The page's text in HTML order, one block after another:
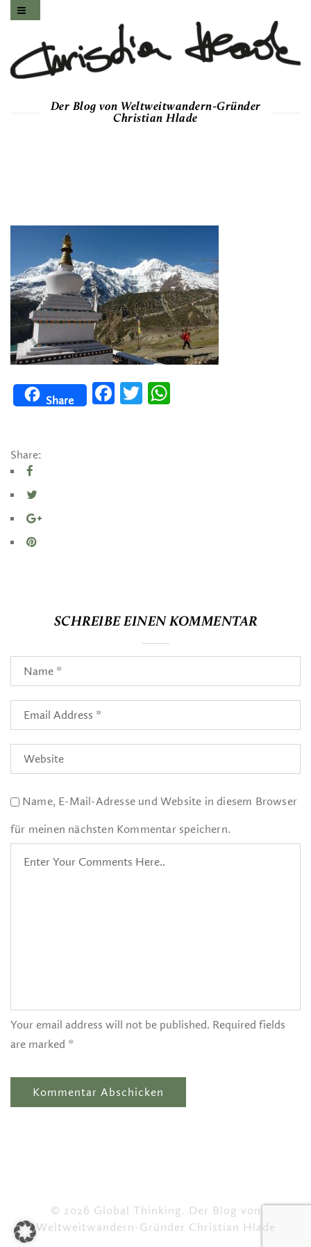
Der Blog von Weltweitwandern-Gründer
Christian Hlade
Share
FacebookTwitter
Share:
SCHREIBE EINEN KOMMENTAR
Name, E-Mail-Adresse und Website in diesem Browser
für meinen nächsten Kommentar speichern.
Your email address will not be published. Required fields
are marked *
© 2026 Global Thinking. Der Blog von
Weltweitwandern-Gründer Christian Hlade